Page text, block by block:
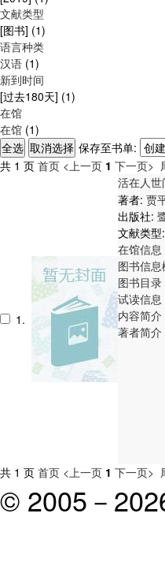
文献类型
[图书] (1)
语言种类
汉语 (1)
新到时间
[过去180天] (1)
在馆
在馆 (1)
保存至书单:
共 1 页 首页 <上一页 1 下一页>
1.
活在人世
著者: 贾
出版社:
文献类型:
在馆信息
图书信
图书目录
试读信息
内容简介
著者简介
共 1 页 首页 <上一页 1 下一页>
© 2005－